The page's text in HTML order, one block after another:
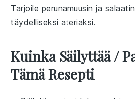
Tarjoile perunamuusin ja salaatin
täydelliseksi ateriaksi.
Kuinka Säilyttää /
Tämä Resepti